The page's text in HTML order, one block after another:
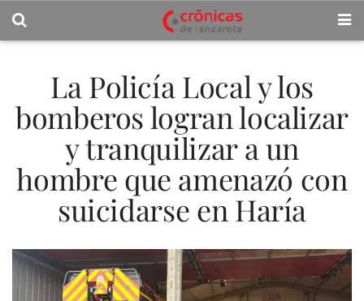
La Policía Local y los
bomberos logran localizar
y tranquilizar a un
hombre que amenazó con
suicidarse en Haría